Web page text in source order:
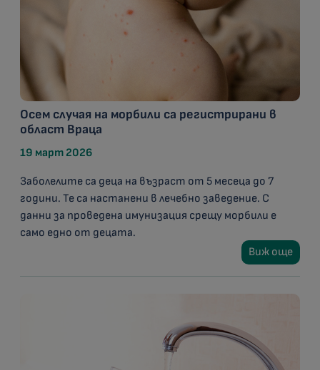
Осем случая на морбили са регистрирани в
област Враца
19 март 2026
Заболелите са деца на възраст от 5 месеца до 7
години. Те са настанени в лечебно заведение. С
данни за проведена имунизация срещу морбили е
само едно от децата.
Виж още